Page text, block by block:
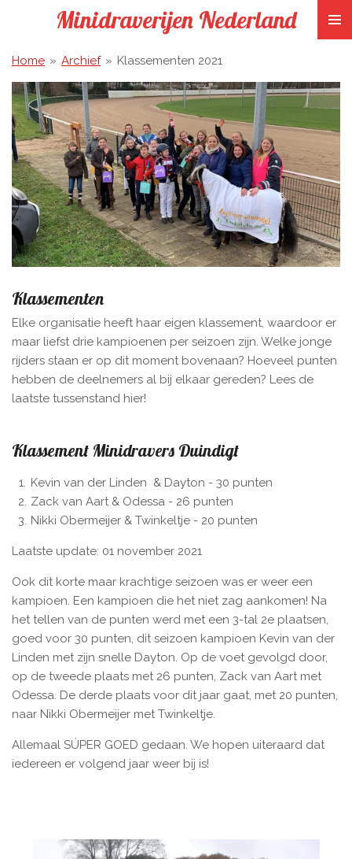
naar
hoofdinhoud
Minidraverijen Nederland
Home » Archief » Klassementen 2021
Klassementen
Elke organisatie heeft haar eigen klassement, waardoor er
maar liefst drie kampioenen per seizoen zijn. Welke jonge
rijders staan er op dit moment bovenaan? Hoeveel punten
hebben de deelnemers al bij elkaar gereden? Lees de
laatste tussenstand hier!
Klassement Minidravers Duindigt
Kevin van der Linden & Dayton - 30 punten
Zack van Aart & Odessa - 26 punten
Nikki Obermeijer & Twinkeltje - 20 punten
Laatste update: 01 november 2021
Ook dit korte maar krachtige seizoen was er weer een
kampioen. Een kampioen die het niet zag aankomen! Na
het tellen van de punten werd met een 3-tal 2e plaatsen,
goed voor 30 punten, dit seizoen kampioen Kevin van der
Linden met zijn snelle Dayton. Op de voet gevolgd door,
op de tweede plaats met 26 punten, Zack van Aart met
Odessa. De derde plaats voor dit jaar gaat, met 20 punten,
naar Nikki Obermeijer met Twinkeltje.
Allemaal SÚPER GOED gedaan. We hopen uiteraard dat
iedereen er volgend jaar weer bij is!